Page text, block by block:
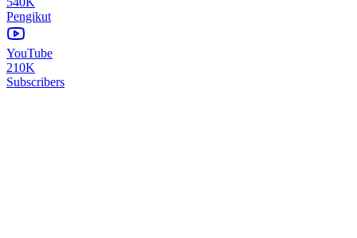
Pengikut
YouTube
210K
Subscribers